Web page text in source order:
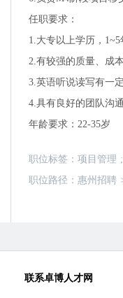
任职要求：
1.大专以上学历，
2.有较强的质量、成
3.英语听说读写有一
4.具有良好的团队沟
年龄要求：22-35岁
职位标签： 项目管理 ;
职位路径： 惠州招聘
联系卓博人才网